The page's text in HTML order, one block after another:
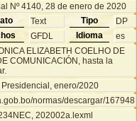
Nº 4140, 28 de enero de 2020
Text Tipo
DP
GFDL Idioma es
ELIZABETH COELHO DE
COMUNICACIÓN, hasta la
enero/2020
normas/descargar/167948
202002a.lexml